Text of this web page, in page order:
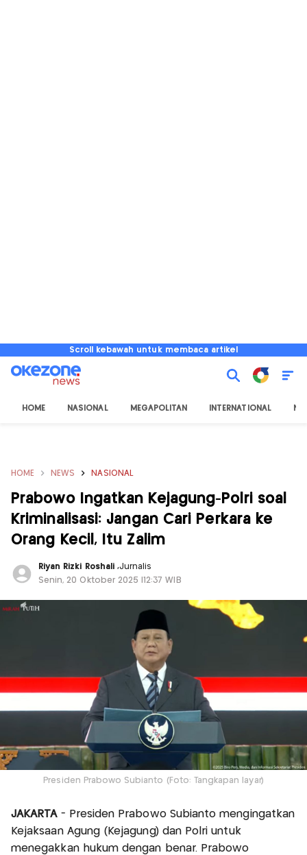
Scroll kebawah untuk membaca artikel
HOME NASIONAL MEGAPOLITAN INTERNATIONAL
HOME NEWS NASIONAL
Prabowo Ingatkan Kejagung-Polri soal
Kriminalisasi: Jangan Cari Perkara ke
Orang Kecil, Itu Zalim
Riyan Rizki Roshali ,Jurnalis
Senin, 20 Oktober 2025 |12:37 WIB
Presiden Prabowo Subianto (Foto: Tangkapan layar)
JAKARTA - Presiden Prabowo Subianto mengingatkan
Kejaksaan Agung (Kejagung) dan Polri untuk
menegakkan hukum dengan benar. Prabowo